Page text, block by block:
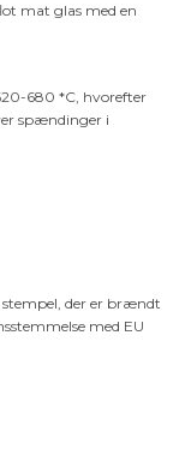
mat glas med en
680 *C, hvorefter
spændinger i
der er brændt
med EU